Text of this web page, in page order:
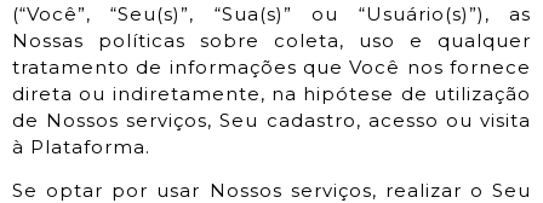
(“Você”, “Seu(s)”, “Sua(s)” ou “Usuário(s)”), as
Nossas políticas sobre coleta, uso e qualquer
tratamento de informações que Você nos fornece
direta ou indiretamente, na hipótese de utilização
de Nossos serviços, Seu cadastro, acesso ou visita
à Plataforma.
Se optar por usar Nossos serviços, realizar o Seu